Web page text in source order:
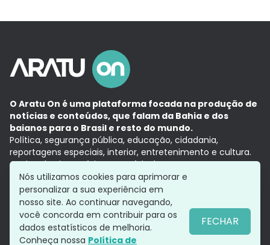
O Aratu On é uma plataforma focada na produção de
notícias e conteúdos, que falam da Bahia e dos
baianos para o Brasil e resto do mundo.
Política, segurança pública, educação, cidadania,
reportagens especiais, interior, entretenimento e cultura.
Aqui, tudo vira notícia e a notícia é no tempo presente,
com a credibilidade do Grupo Aratu.
Grupo Aratu
Política de privacidade
Siga-nos
Nós utilizamos cookies para aprimorar e
personalizar a sua experiência em
nosso site. Ao continuar navegando,
você concorda em contribuir para os
dados estatísticos de melhoria.
Conheça nossa Política de
FECHAR